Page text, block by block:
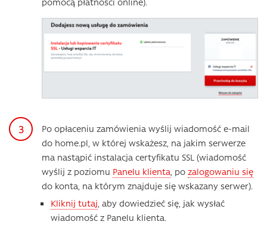
Po opłaceniu zamówienia wyślij wiadomość e-mail
do home.pl, w której wskażesz, na jakim serwerze
ma nastąpić instalacja certyfikatu SSL (wiadomość
wyślij z poziomu Panelu klienta , po zalogowaniu się
do konta, na którym znajduje się wskazany serwer).
Kliknij tutaj , aby dowiedzieć się, jak wysłać
wiadomość z Panelu klienta.